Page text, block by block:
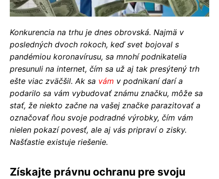
Konkurencia na trhu je dnes obrovská. Najmä v
posledných dvoch rokoch, keď svet bojoval s
pandémiou koronavírusu, sa mnohí podnikatelia
presunuli na internet, čím sa už aj tak presýtený trh
ešte viac zväčšil. Ak sa vám v podnikaní darí a
podarilo sa vám vybudovať známu značku, môže sa
stať, že niekto začne na vašej značke parazitovať a
označovať ňou svoje podradné výrobky, čím vám
nielen pokazí povesť, ale aj vás pripraví o zisky.
Našťastie existuje riešenie.
Získajte právnu ochranu pre svoju